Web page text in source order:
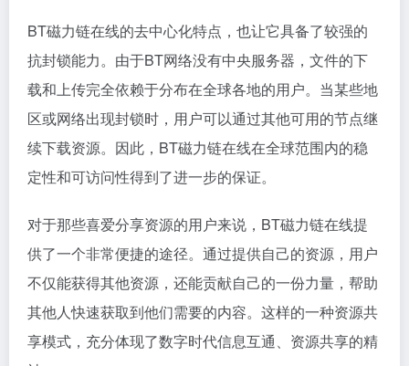
BT磁力链在线的去中心化特点，也让它具备了较强的
抗封锁能力。由于BT网络没有中央服务器，文件的下
载和上传完全依赖于分布在全球各地的用户。当某些地
区或网络出现封锁时，用户可以通过其他可用的节点继
续下载资源。因此，BT磁力链在线在全球范围内的稳
定性和可访问性得到了进一步的保证。
对于那些喜爱分享资源的用户来说，BT磁力链在线提
供了一个非常便捷的途径。通过提供自己的资源，用户
不仅能获得其他资源，还能贡献自己的一份力量，帮助
其他人快速获取到他们需要的内容。这样的一种资源共
享模式，充分体现了数字时代信息互通、资源共享的精